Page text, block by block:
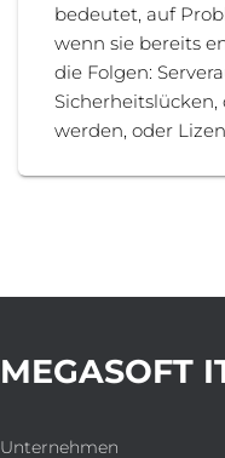
bedeutet, auf
wenn sie bereits
die Folgen:
werden, oder
MEGASOFT
Unternehmen